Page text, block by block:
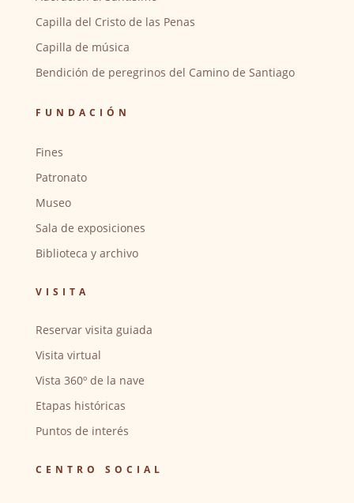
Capilla del Cristo de las Penas
Capilla de música
Bendición de peregrinos del Camino de Santiago
FUNDACIÓN
Fines
Patronato
Museo
Sala de exposiciones
Biblioteca y archivo
VISITA
Reservar visita guiada
Visita virtual
Vista 360º de la nave
Etapas históricas
Puntos de interés
CENTRO SOCIAL